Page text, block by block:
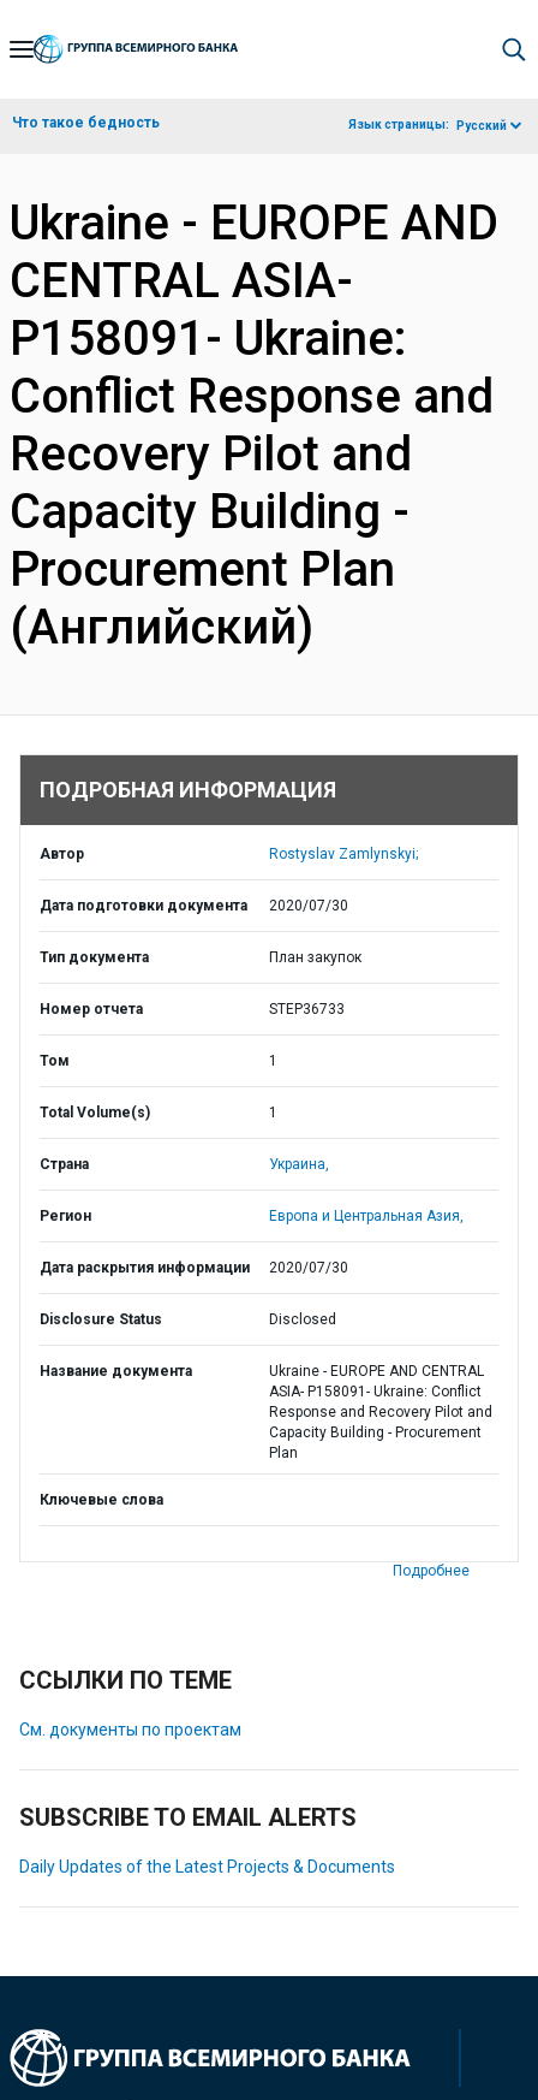
Skip
Navigation
Что такое бедность Язык страницы: Русский
Ukraine - EUROPE AND
CENTRAL ASIA-
P158091- Ukraine:
Conflict Response and
Recovery Pilot and
Capacity Building -
Procurement Plan
(Английский)
ПОДРОБНАЯ ИНФОРМАЦИЯ
Автор Rostyslav Zamlynskyi;
Дата подготовки документа 2020/07/30
Тип документа План закупок
Номер отчета STEP36733
Том 1
Total Volume(s) 1
Страна Украина,
Регион Европа и Центральная Азия,
Дата раскрытия информации 2020/07/30
Disclosure Status Disclosed
Название документа
Ukraine - EUROPE AND CENTRAL
ASIA- P158091- Ukraine: Conflict
Response and Recovery Pilot and
Capacity Building - Procurement
Plan
Ключевые слова
Подробнее
ССЫЛКИ ПО ТЕМЕ
См. документы по проектам
SUBSCRIBE TO EMAIL ALERTS
Daily Updates of the Latest Projects & Documents